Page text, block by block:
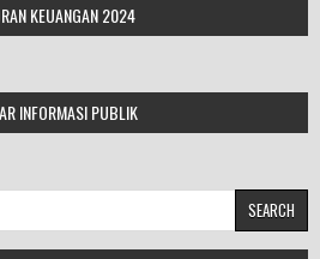
KEUANGAN 2024
INFORMASI PUBLIK